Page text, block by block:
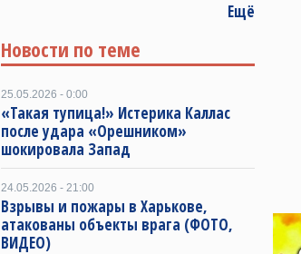
Ещё
Новости по теме
25.05.2026 - 0:00
«Такая тупица!» Истерика Каллас
после удара «Орешником»
шокировала Запад
24.05.2026 - 21:00
Взрывы и пожары в Харькове,
атакованы объекты врага (ФОТО,
ВИДЕО)